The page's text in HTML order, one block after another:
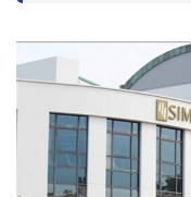
Kurslar
Blog
Yana